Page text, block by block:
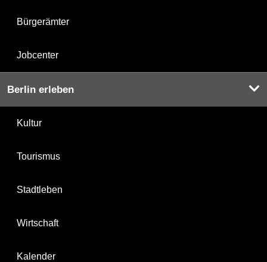
Bürgerämter
Jobcenter
Berlin erleben
Kultur
Tourismus
Stadtleben
Wirtschaft
Kalender